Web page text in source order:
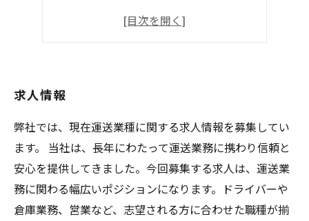
安心の研修制度
求人情報
弊社では、現在運送業種に関する求人情報を募集してい
ます。 当社は、長年にわたって運送業務に携わり信頼と
安心を提供してきました。今回募集する求人は、運送業
務に関わる幅広いポジションになります。ドライバーや
倉庫業務、営業など、志望される方に合わせた職種が揃